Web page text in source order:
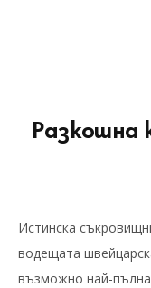
Разкошна
Истинска
водещата
възможно най-